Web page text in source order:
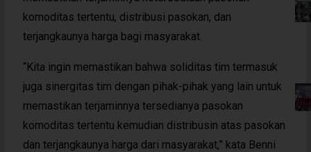
komoditas tertentu, distribusi pasokan, dan
terjangkaunya harga bagi masyarakat.
“Kita ingin memastikan bahwa soliditas tim termasuk
juga sinergitas tim dengan pihak-pihak yang lain untuk
memastikan terjaminnya tersedianya pasokan
komoditas tertentu kemudian distribusin atas pasokan
dan terjangkaunya harga dari masyarakat,” kata Benni